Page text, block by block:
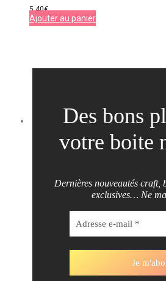
5,40€
Ajouter au panier
Des bons
votre boite
Dernières nouveautés craft,
exclusives… Ne